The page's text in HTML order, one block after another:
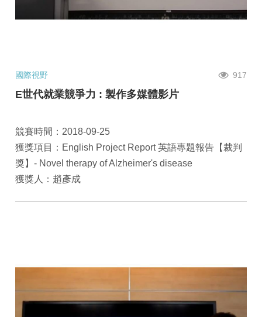
國際視野 917
E世代就業競爭力 : 製作多媒體影片
競賽時間：2018-09-25
獲獎項目：English Project Report 英語專題報告【裁判
獎】- Novel therapy of Alzheimer's disease
獲獎人：趙彥成